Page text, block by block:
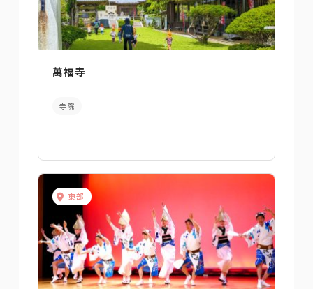
萬福寺
寺院
東部